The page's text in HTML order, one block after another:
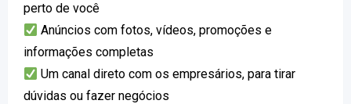
perto de você
Anúncios com fotos, vídeos, promoções e
informações completas
Um canal direto com os empresários, para tirar
dúvidas ou fazer negócios